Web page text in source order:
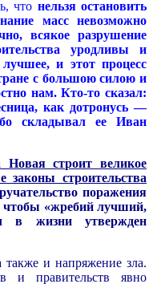
что нельзя остановить
масс невозможно
всякое разрушение
уродливы и
и этот процесс
с большою силою и
нам. Кто-то сказал:
как дотронусь —
складывал ее Иван
Новая строит великое
законы строительства
поражения
чтобы «жребий лучший,
в жизни утвержден
также и напряжение зла.
и правительств явно